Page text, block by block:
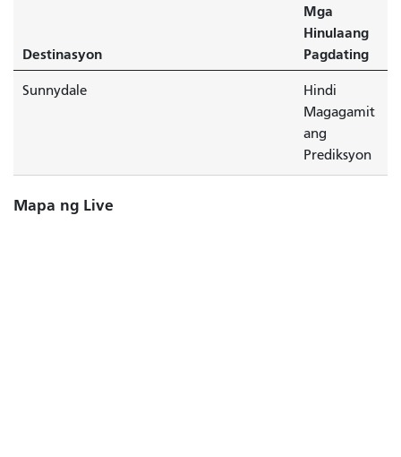
Destinasyon
Mga
Hinulaang
Pagdating
Sunnydale
Hindi
Magagamit
ang
Prediksyon
Mapa ng Live